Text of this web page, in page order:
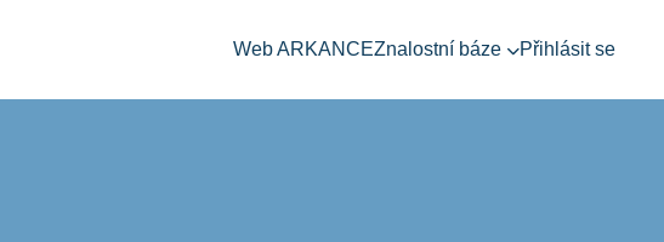
Web ARKANCEZnalostní báze Přihlásit se